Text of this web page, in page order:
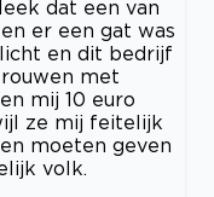
dat een van
er een gat was
en dit bedrijf
met
mij 10 euro
ze mij feitelijk
moeten geven
volk.